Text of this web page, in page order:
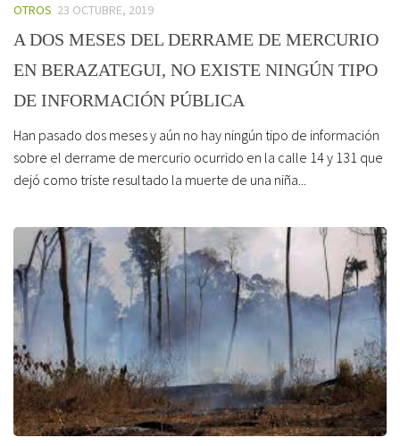
OTROS 23 OCTUBRE, 2019
A DOS MESES DEL DERRAME DE MERCURIO
EN BERAZATEGUI, NO EXISTE NINGÚN TIPO
DE INFORMACIÓN PÚBLICA
Han pasado dos meses y aún no hay ningún tipo de información
sobre el derrame de mercurio ocurrido en la calle 14 y 131 que
dejó como triste resultado la muerte de una niña...